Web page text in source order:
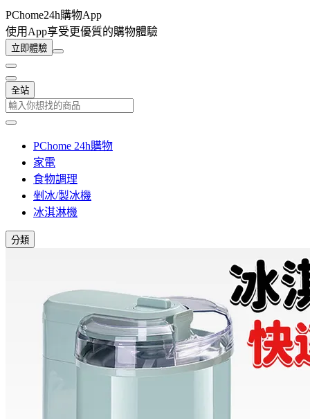
PChome24h購物App
使用App享受更優質的購物體驗
立即體驗
全站
PChome 24h購物
家電
食物調理
剉冰/製冰機
冰淇淋機
分類